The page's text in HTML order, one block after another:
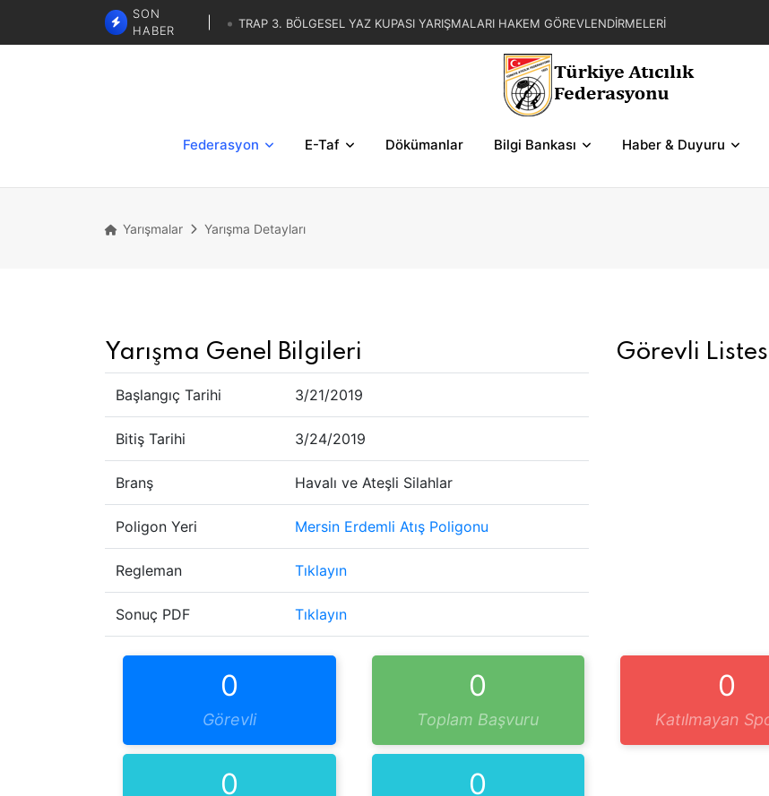
SON
HABER
SKEET - TRAP İBRAHİM KARASAR ZAFER KUPASI YARIŞMALARI KESİN KATILIM
LİSTELERİ
TRAP 3. BÖLGESEL YAZ KUPASI YARIŞMA REGLAMANI
TRAP İBRAHİM KARASAR ZAFER KUPASI YARIŞMASI SERİLERİ VE ŞEMALAR
Federasyon E-Taf Dökümanlar Bilgi Bankası Haber & Duyuru
Yarışmalar Yarışma Detayları
Yarışma Genel Bilgileri
Başlangıç Tarihi 3/21/2019
Bitiş Tarihi 3/24/2019
Branş Havalı ve Ateşli Silahlar
Poligon Yeri Mersin Erdemli Atış Poligonu
Regleman Tıklayın
Sonuç PDF Tıklayın
Görevli
0
Görevli
0
Toplam Başvuru
0
Katılmayan
0 0